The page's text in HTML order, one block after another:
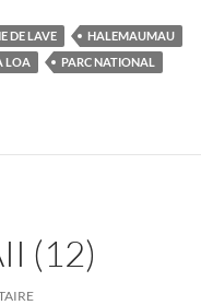
DE LAVE
HALEMAUMAU
LOA
PARC NATIONAL
(12)